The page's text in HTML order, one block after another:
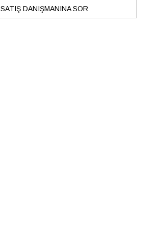
SATIŞ DANIŞMANINA SOR